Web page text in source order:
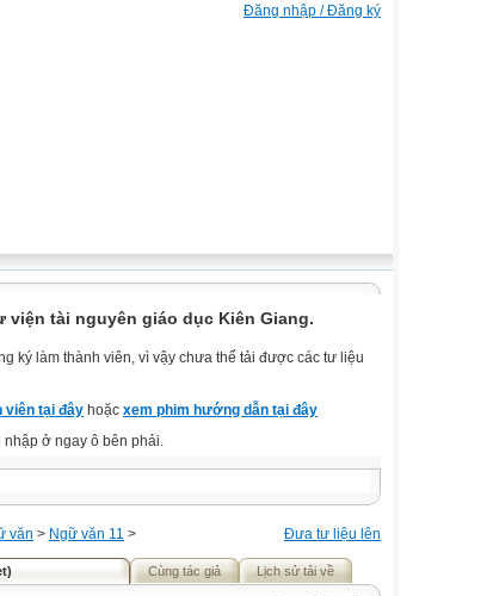
Đăng nhập / Đăng ký
tài nguyên giáo dục Kiên Giang.
ký làm thành viên, vì vậy chưa thể tải được các tư liệu
viên tại đây hoặc xem phim hướng dẫn tại đây
nhập ở ngay ô bên phải.
Đưa tư liệu lên
văn > Ngữ văn 11 >
Cùng tác giả Lịch sử tải về